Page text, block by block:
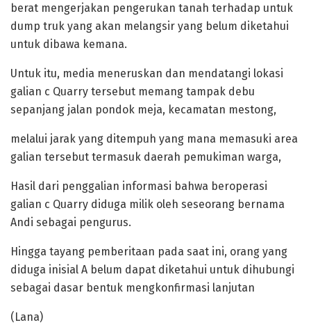
berat mengerjakan pengerukan tanah terhadap untuk
dump truk yang akan melangsir yang belum diketahui
untuk dibawa kemana.
Untuk itu, media meneruskan dan mendatangi lokasi
galian c Quarry tersebut memang tampak debu
sepanjang jalan pondok meja, kecamatan mestong,
melalui jarak yang ditempuh yang mana memasuki area
galian tersebut termasuk daerah pemukiman warga,
Hasil dari penggalian informasi bahwa beroperasi
galian c Quarry diduga milik oleh seseorang bernama
Andi sebagai pengurus.
Hingga tayang pemberitaan pada saat ini, orang yang
diduga inisial A belum dapat diketahui untuk dihubungi
sebagai dasar bentuk mengkonfirmasi lanjutan
(Lana)